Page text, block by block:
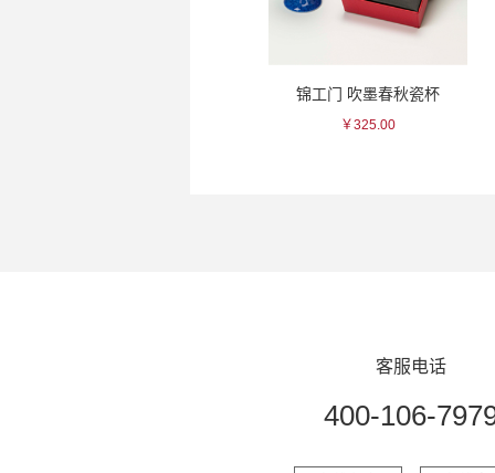
锦工门 吹墨春秋瓷杯
￥325.00
客服电话
400-106-